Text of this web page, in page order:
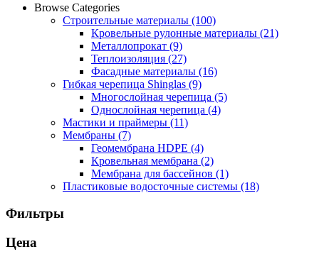
Browse Categories
Строительные материалы (100)
Кровельные рулонные материалы (21)
Металлопрокат (9)
Теплоизоляция (27)
Фасадные материалы (16)
Гибкая черепица Shinglas (9)
Многослойная черепица (5)
Однослойная черепица (4)
Мастики и праймеры (11)
Мембраны (7)
Геомембрана HDPE (4)
Кровельная мембрана (2)
Мембрана для бассейнов (1)
Пластиковые водосточные системы (18)
Фильтры
Цена